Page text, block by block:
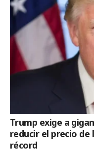
Trump exige a
reducir el precio de
récord